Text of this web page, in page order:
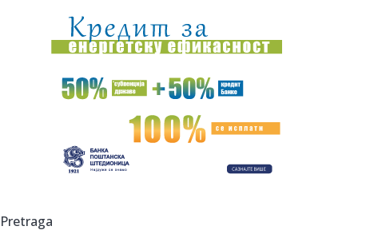
08:24:Tri važna javna poziva namenjena novosadskim
poljoprivrednicima!
08:23:Klintu Istvudu se ovaj vestern uopšte nije dopao: "Bio je
smeša...
Evakuisano milion ljudi; Popaljeni svi alarmi
08:23:Orkestar Vasiljević pobednik sabora trubača u Guči
Pretraga